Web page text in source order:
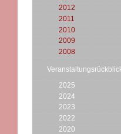
2012
2011
2010
2009
2008
2025
2024
2023
2022
2020